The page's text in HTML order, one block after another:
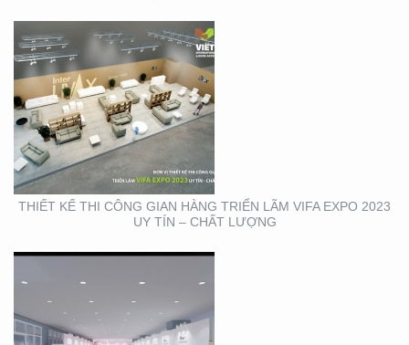
THIẾT KẾ THI CÔNG GIAN HÀNG TRIỂN LÃM VIFA EXPO 2023
UY TÍN – CHẤT LƯỢNG
THIẾT KẾ THI CÔNG
TRỌN GÓI SỰ KIỆN MỸ
PHẨM HÀN QUỐC
THIẾT KẾ THI CÔNG